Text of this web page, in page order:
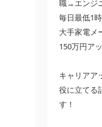
職→エンジ
毎日最低1
大手家電メ
150万円ア
キャリアア
役に立てる
す！